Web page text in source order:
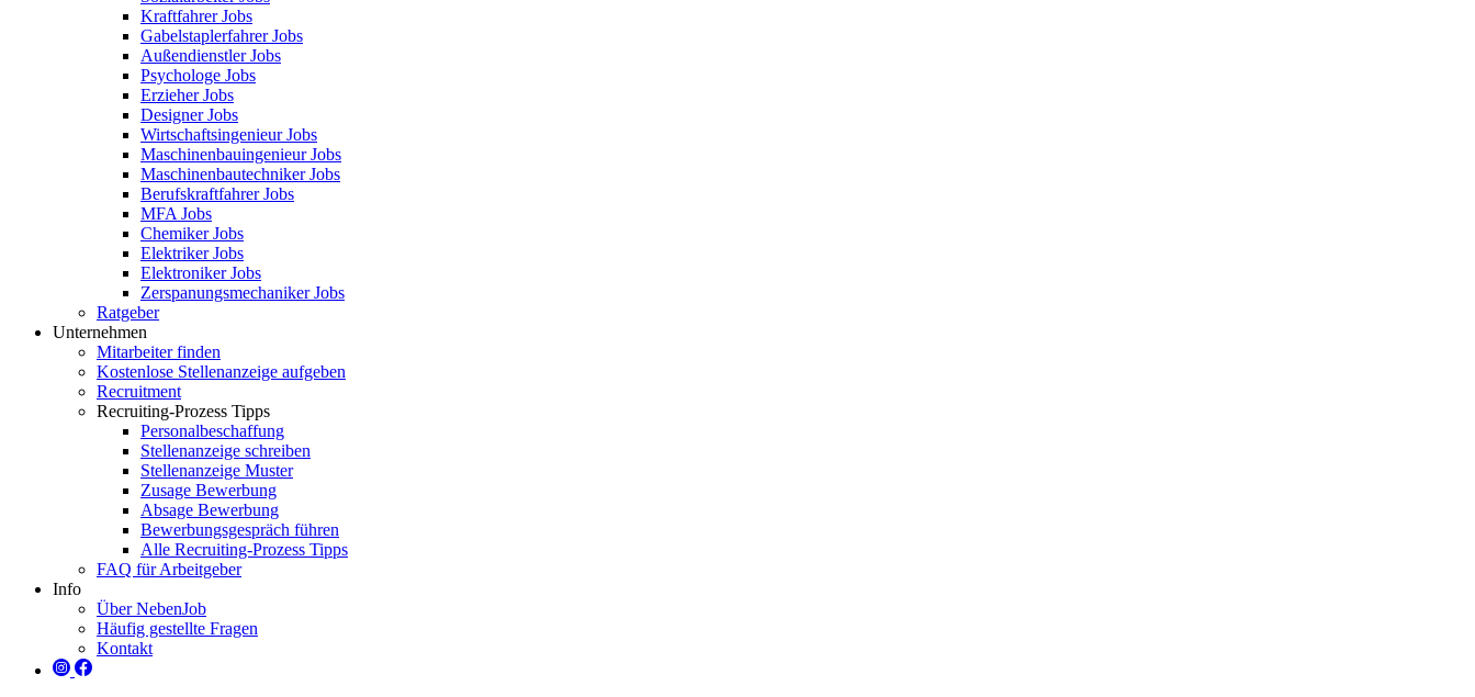
Kraftfahrer Jobs
Gabelstaplerfahrer Jobs
Außendienstler Jobs
Psychologe Jobs
Erzieher Jobs
Designer Jobs
Wirtschaftsingenieur Jobs
Maschinenbauingenieur Jobs
Maschinenbautechniker Jobs
Berufskraftfahrer Jobs
MFA Jobs
Chemiker Jobs
Elektriker Jobs
Elektroniker Jobs
Zerspanungsmechaniker Jobs
Ratgeber
Unternehmen
Mitarbeiter finden
Kostenlose Stellenanzeige aufgeben
Recruitment
Recruiting-Prozess Tipps
Personalbeschaffung
Stellenanzeige schreiben
Stellenanzeige Muster
Zusage Bewerbung
Absage Bewerbung
Bewerbungsgespräch führen
Alle Recruiting-Prozess Tipps
FAQ für Arbeitgeber
Info
Über NebenJob
Häufig gestellte Fragen
Kontakt